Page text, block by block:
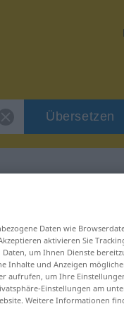
Übersetzen
Daten wie
aktivieren Sie
um Ihnen Dienste
Inhalte und Anzeigen
aufrufen, um Ihre
Einstellungen am
Weitere Informationen